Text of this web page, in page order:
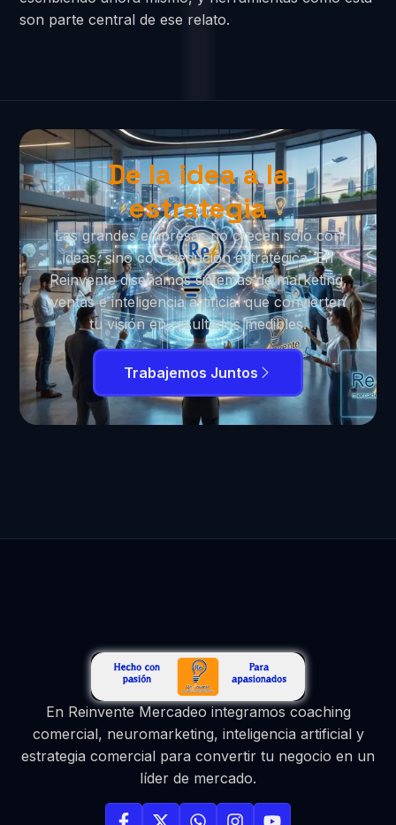
son parte central de ese relato.
De la idea a la
estrategia
Las grandes empresas no crecen solo con
ideas, sino con ejecución estratégica. En
Reinvente diseñamos sistemas de marketing,
ventas e inteligencia artificial que convierten
tu visión en resultados medibles.
Trabajemos Juntos
En Reinvente Mercadeo integramos coaching
comercial, neuromarketing, inteligencia artificial y
estrategia comercial para convertir tu negocio en un
líder de mercado.